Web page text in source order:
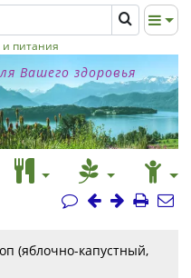
и питания
Вашего здоровья
(яблочно-капустный,